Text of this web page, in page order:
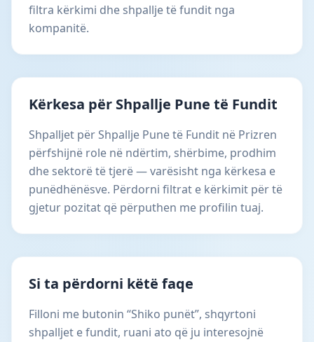
filtra kërkimi dhe shpallje të fundit nga
kompanitë.
Kërkesa për Shpallje Pune të Fundit
Shpalljet për Shpallje Pune të Fundit në Prizren
përfshijnë role në ndërtim, shërbime, prodhim
dhe sektorë të tjerë — varësisht nga kërkesa e
punëdhënësve. Përdorni filtrat e kërkimit për të
gjetur pozitat që përputhen me profilin tuaj.
Si ta përdorni këtë faqe
Filloni me butonin “Shiko punët”, shqyrtoni
shpalljet e fundit, ruani ato që ju interesojnë